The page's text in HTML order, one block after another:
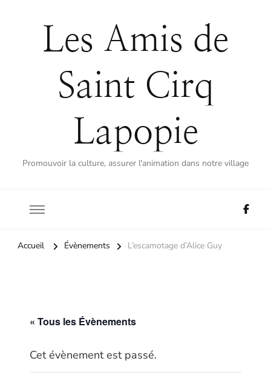
Les Amis de
Saint Cirq
Lapopie
Promouvoir la culture, assurer l'animation dans notre village
Accueil Évènements L’escamotage d’Alice Guy
« Tous les Évènements
Cet évènement est passé.